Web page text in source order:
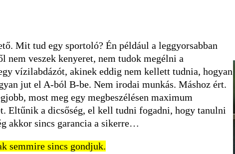
Mit tud egy sportoló? Én például a leggyorsabban
nem veszek kenyeret, nem tudok megélni a
vízilabdázót, akinek eddig nem kellett tudnia, hogyan
jut el A-ból B-be. Nem irodai munkás. Máshoz ért.
most meg egy megbeszélésen maximum
Eltűnik a dicsőség, el kell tudni fogadni, hogy tanulni
akkor sincs garancia a sikerre…
semmire sincs gondjuk.